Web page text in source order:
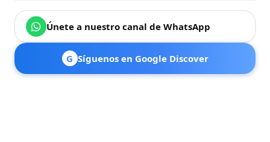
Únete a nuestro canal de WhatsApp
G Síguenos en Google Discover